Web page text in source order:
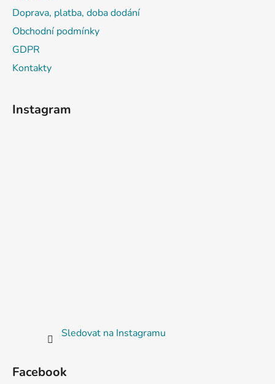
Doprava, platba, doba dodání
Obchodní podmínky
GDPR
Kontakty
Instagram
Sledovat na Instagramu
Facebook